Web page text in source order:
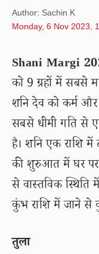
Author: Sachin K
Monday, 6 Nov 2023,
Shani Margi
को 9 ग्रहों में सबसे
शनि देव को कर्म और
सबसे धीमी गति से
है। शनि एक राशि
की शुरुआत में घर पर
से वास्तविक
कुंभ राशि में जाने से
तुला